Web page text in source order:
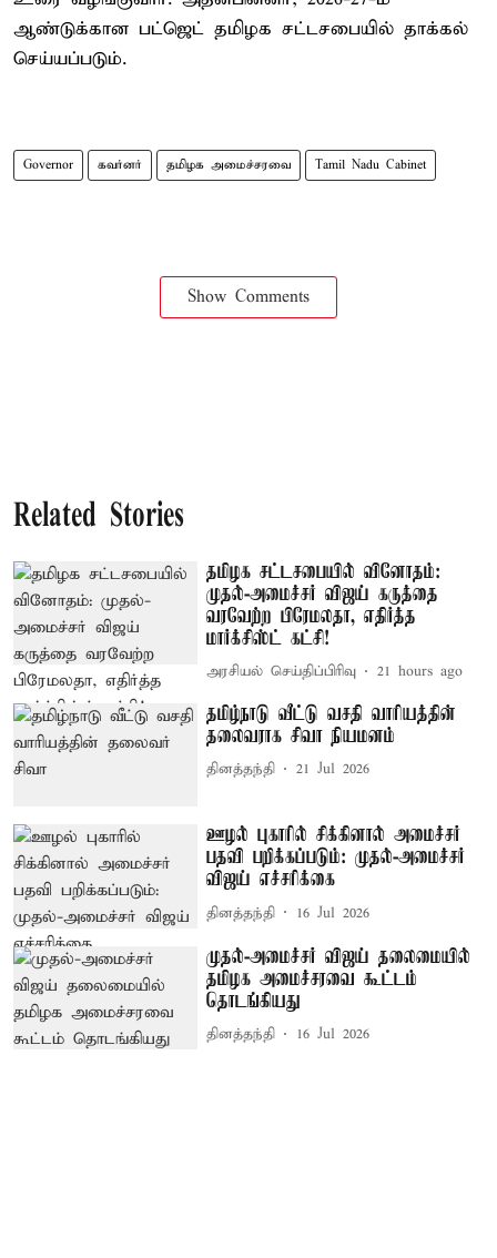
ஆண்டுக்கான பட்ஜெட் தமிழக சட்டசபையில் தாக்கல்
செய்யப்படும்.
Governor கவர்னர் தமிழக அமைச்சரவை Tamil Nadu Cabinet
Show Comments
Related Stories
தமிழக சட்டசபையில் வினோதம்:
முதல்-அமைச்சர் விஜய் கருத்தை
வரவேற்ற பிரேமலதா, எதிர்த்த
மார்க்சிஸ்ட் கட்சி!
அரசியல் செய்திப்பிரிவு 21 hours ago
தமிழ்நாடு வீட்டு வசதி வாரியத்தின்
தலைவராக சிவா நியமனம்
தினத்தந்தி 21 Jul 2026
ஊழல் புகாரில் சிக்கினால் அமைச்சர்
பதவி பறிக்கப்படும்: முதல்-அமைச்சர்
விஜய் எச்சரிக்கை
தினத்தந்தி 16 Jul 2026
முதல்-அமைச்சர் விஜய் தலைமையில்
தமிழக அமைச்சரவை கூட்டம்
தொடங்கியது
தினத்தந்தி 16 Jul 2026